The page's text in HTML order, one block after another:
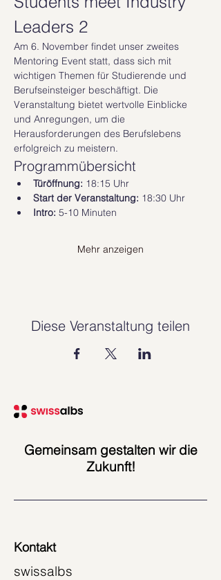
Leaders 2
Am 6. November findet unser zweites
Mentoring Event statt, dass sich mit
wichtigen Themen für Studierende und
Berufseinsteiger beschäftigt. Die
Veranstaltung bietet wertvolle Einblicke
und Anregungen, um die
Herausforderungen des Berufslebens
erfolgreich zu meistern.
Programmübersicht
Türöffnung: 18:15 Uhr
Start der Veranstaltung: 18:30 Uhr
Intro: 5-10 Minuten
Mehr anzeigen
Diese Veranstaltung teilen
Gemeinsam gestalten wir die
Zukunft!
Kontakt
swissalbs